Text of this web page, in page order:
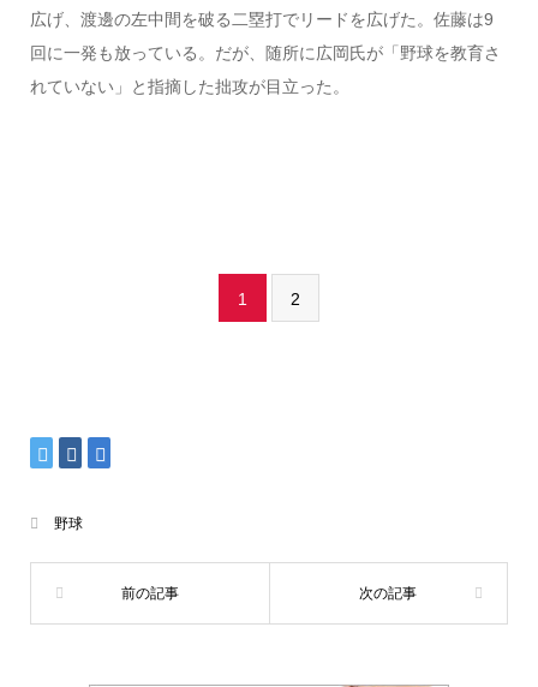
広げ、渡邊の左中間を破る二塁打でリードを広げた。佐藤は9
回に一発も放っている。だが、随所に広岡氏が「野球を教育さ
れていない」と指摘した拙攻が目立った。
1 2
野球